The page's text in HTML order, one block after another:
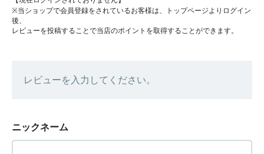
※当ショップで会員登録をされているお客様は、トップページよりログイン
後、
レビューを投稿することで当店のポイントを取得することができます。
レビューを入力してください。
ニックネーム